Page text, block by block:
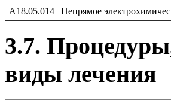
А18.05.014
Непрямое
3.7.
виды лечения